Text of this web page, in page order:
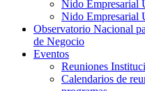
Nido Empresarial
Nido Empresarial
Observatorio Nacional
de Negocio
Eventos
Reuniones
Calendarios de